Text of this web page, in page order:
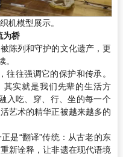
机模型展示。
为桥
陈列和守护的文化遗产，更
。
往往强调它的保护和传承。
其实就是我们先辈的生活方
入吃、穿、行、坐的每一个
艺术的精华正被越来越多的
是“翻译”传统：从古老的东
新诠释，让非遗在现代语境